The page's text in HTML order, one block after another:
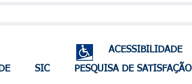
ACESSIBILIDADE
SIC PESQUISA DE SATISFAÇÃO